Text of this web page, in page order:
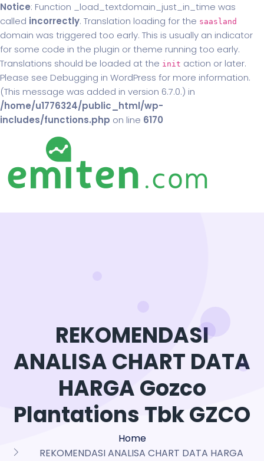
Notice: Function _load_textdomain_just_in_time was
called incorrectly. Translation loading for the saasland
domain was triggered too early. This is usually an indicator
for some code in the plugin or theme running too early.
Translations should be loaded at the init action or later.
Please see Debugging in WordPress for more information.
(This message was added in version 6.7.0.) in
/home/u1776324/public_html/wp-
includes/functions.php on line 6170
REKOMENDASI
ANALISA CHART DATA
HARGA Gozco
Plantations Tbk GZCO
Home
REKOMENDASI ANALISA CHART DATA HARGA